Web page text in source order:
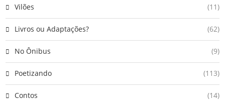
Vilões (11)
Livros ou Adaptações? (62)
No Ônibus (9)
Poetizando (113)
Contos (14)